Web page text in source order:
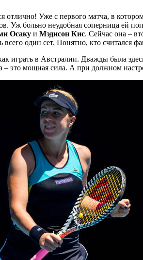
отлично! Уже с первого матча, в
Уж больно неудобная соперница ей
Осаку и Мэдисон Кис. Сейчас она –
всего один сет. Понятно, кто считался
играть в Австралии. Дважды была
– это мощная сила. А при должном